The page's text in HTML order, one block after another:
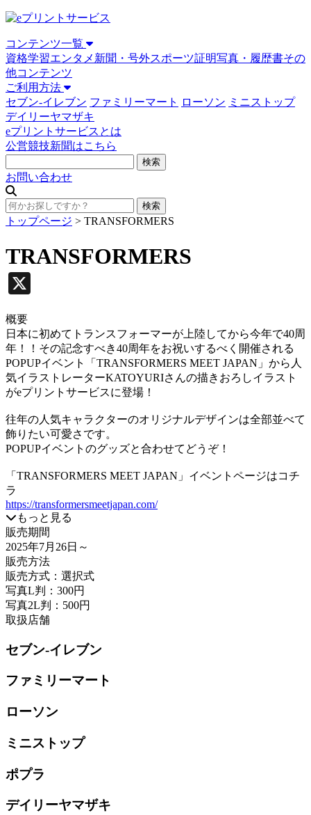
コンテンツ一覧
資格学習エンタメ 新聞・号外スポーツ証明写真・履歴書その
他コンテンツ
ご利用方法
セブン-イレブン ファミリーマート ローソン ミニストップ
デイリーヤマザキ
eプリントサービスとは
公営競技新聞はこちら
お問い合わせ
トップページ > TRANSFORMERS
TRANSFORMERS
概要
日本に初めてトランスフォーマーが上陸してから今年で40周
年！！その記念すべき40周年をお祝いするべく開催される
POPUPイベント「TRANSFORMERS MEET JAPAN」から人
気イラストレーターKATOYURIさんの描きおろしイラスト
がeプリントサービスに登場！
往年の人気キャラクターのオリジナルデザインは全部並べて
飾りたい可愛さです。
POPUPイベントのグッズと合わせてどうぞ！
「TRANSFORMERS MEET JAPAN」イベントページはコチ
ラ
https://transformersmeetjapan.com/
もっと見る
販売期間
2025年7月26日 ～
販売方法
販売方式：選択式
写真L判：300円
写真2L判：500円
取扱店舗
セブン-イレブン
ファミリーマート
ローソン
ミニストップ
ポプラ
デイリーヤマザキ